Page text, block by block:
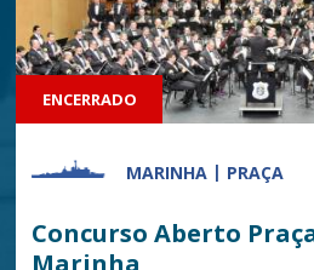
MARINHA PRAÇA
Concurso Aberto
Marinha
ENCERRADO